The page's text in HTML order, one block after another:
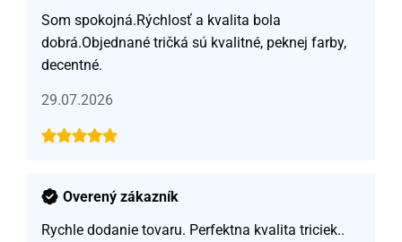
Som spokojná.Rýchlosť a kvalita bola
dobrá.Objednané tričká sú kvalitné, peknej farby,
decentné.
29.07.2026
Overený zákazník
Rychle dodanie tovaru. Perfektna kvalita triciek..